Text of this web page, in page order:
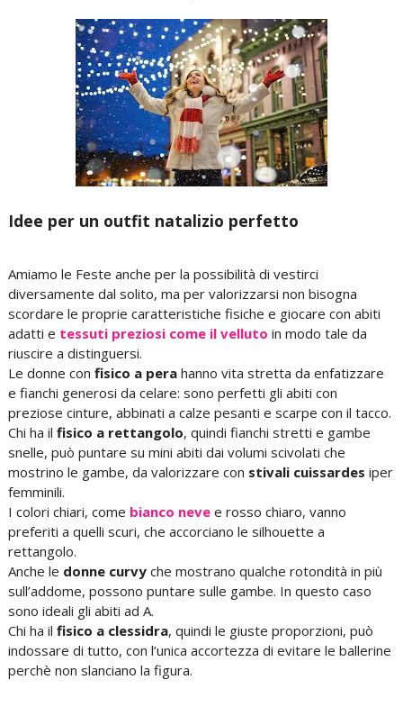
Idee per un outfit natalizio perfetto
Amiamo le Feste anche per la possibilità di vestirci
diversamente dal solito, ma per valorizzarsi non bisogna
scordare le proprie caratteristiche fisiche e giocare con abiti
adatti e tessuti preziosi come il velluto in modo tale da
riuscire a distinguersi.
Le donne con fisico a perahanno vita stretta da enfatizzare
e fianchi generosi da celare: sono perfetti gli abiti con
preziose cinture, abbinati a calze pesanti e scarpe con il tacco.
Chi ha il fisico a rettangolo, quindi fianchi stretti e gambe
snelle, può puntare su mini abiti dai volumi scivolati che
mostrino le gambe, da valorizzare con stivali cuissardes iper
femminili.
I colori chiari, come bianco nevee rosso chiaro, vanno
preferiti a quelli scuri, che accorciano le silhouette a
rettangolo.
Anche le donne curvyche mostrano qualche rotondità in più
sull’addome, possono puntare sulle gambe. In questo caso
sono ideali gli abiti ad A.
Chi ha il fisico a clessidra, quindi le giuste proporzioni, può
indossare di tutto, con l’unica accortezza di evitare le ballerine
perchè non slanciano la figura.